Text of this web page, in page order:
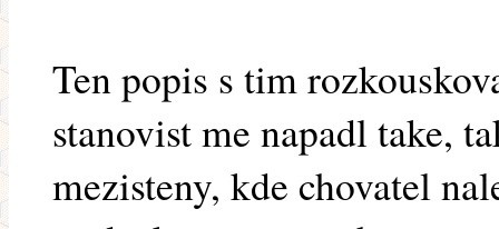
Ten popis s tim
stanovist me napadl take,
mezisteny, kde chovatel